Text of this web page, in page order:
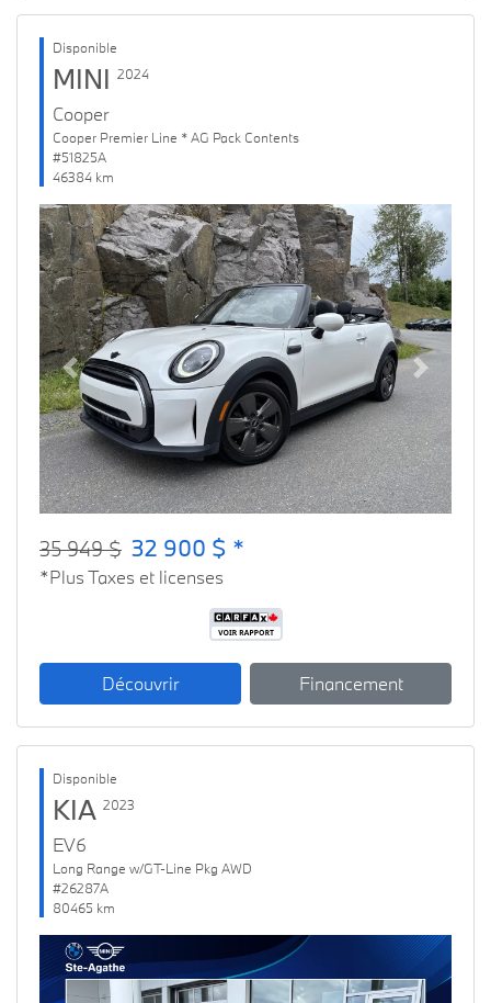
Disponible
MINI 2024
Cooper
Cooper Premier Line * AG Pack Contents
#51825A
46384 km
Previous Next
35 949 $ 32 900 $ *
*Plus Taxes et licenses
Découvrir Financement
Disponible
KIA 2023
EV6
Long Range w/GT-Line Pkg AWD
#26287A
80465 km